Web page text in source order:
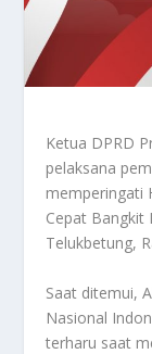
Ketua DPRD
pelaksana
memperingati
Cepat Bangkit
Telukbetung,
Saat ditemui,
Nasional
terharu saat